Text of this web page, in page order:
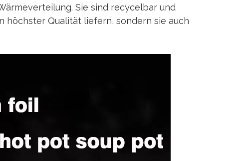
Sie sind recycelbar und
Qualität liefern, sondern sie auch